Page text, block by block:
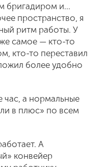
бригадиром и...
пространство, я
ритм работы. У
самое — кто-то
кто-то переставил
более удобно
час, а нормальные
в плюс» по всем
А
конвейер